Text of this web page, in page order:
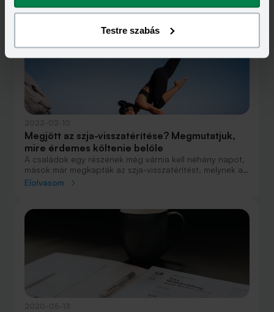
Testre szabás
Megjött az szja-visszatérítése? Megmutatjuk,
mire érdemes költenie belőle
A családok egy részének még várnia kell néhány napot,
mások már megkapták az szja-visszatérítést, melynek az
összege akár a 809 ezer forintot is elérheti
Elolvasom